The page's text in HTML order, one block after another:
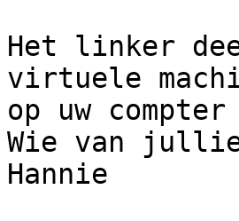
Het linker
virtuele
op uw
Wie van jullie
Hannie